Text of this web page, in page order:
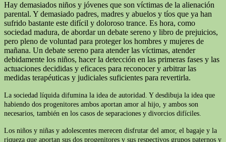
Hay demasiados niños y jóvenes que son víctimas de la alienación
parental. Y demasiado padres, madres y abuelos y tíos que ya han
sufrido bastante este difícil y doloroso trance. Es hora, como
sociedad madura, de abordar un debate sereno y libro de prejuicios,
pero pleno de voluntad para proteger los hombres y mujeres de
mañana. Un debate sereno para atender las víctimas, atender
debidamente los niños, hacer la detección en las primeras fases y las
actuaciones decididas y eficaces para reconocer y arbitrar las
medidas terapéuticas y judiciales suficientes para revertirla.
La sociedad líquida difumina la idea de autoridad. Y desdibuja la idea que
habiendo dos progenitores ambos aportan amor al hijo, y ambos son
necesarios, también en los casos de separaciones y divorcios difíciles.
Los niños y niñas y adolescentes merecen disfrutar del amor, el bagaje y la
riqueza que aportan sus dos progenitores y sus respectivos grupos paternos y